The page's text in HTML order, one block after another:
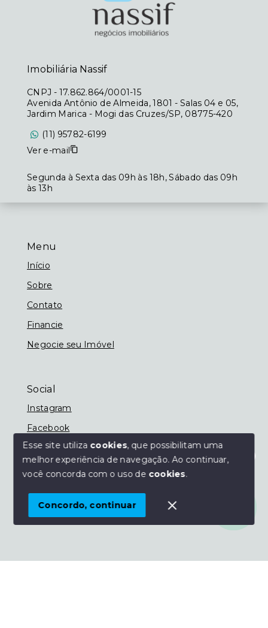
Olá! Estamos disponíveis para te ajudar.
Menu
Início
Sobre
Contato
Financie
Negocie seu Imóvel
Social
Instagram
Facebook
© Copyright 2026 - Imobiliária Nassif - Todos os
SITE PARA IMOBILIARIA
Imobiliária Nassif
CNPJ - 17.862.864/0001-15
Avenida Antônio de Almeida, 1801 - Salas 04 e 05,
Jardim Marica - Mogi das Cruzes/SP, 08775-420
(11) 95782-6199
Ver e-mail
Segunda à Sexta das 09h às 18h, Sábado das 09h
às 13h
Esse site utiliza cookies, que possibilitam uma
melhor experiência de navegação.Ao continuar,
você concorda com o uso de cookies.
Concordo, continuar